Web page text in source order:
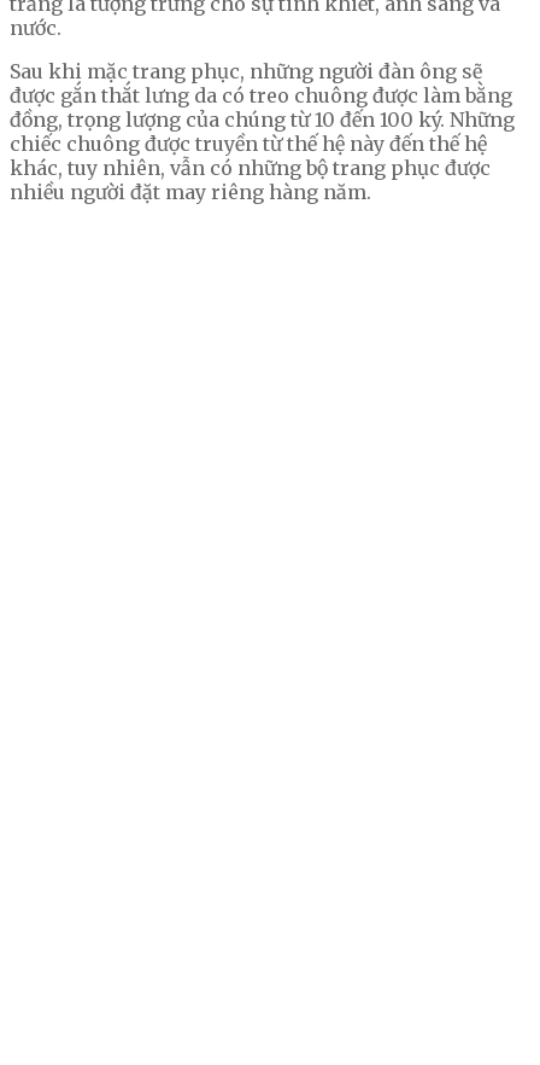
nước.
Sau khi mặc trang phục, những người đàn ông sẽ
được gắn thắt lưng da có treo chuông được làm bằng
đồng, trọng lượng của chúng từ 10 đến 100 ký. Những
chiếc chuông được truyền từ thế hệ này đến thế hệ
khác, tuy nhiên, vẫn có những bộ trang phục được
nhiều người đặt may riêng hàng năm.